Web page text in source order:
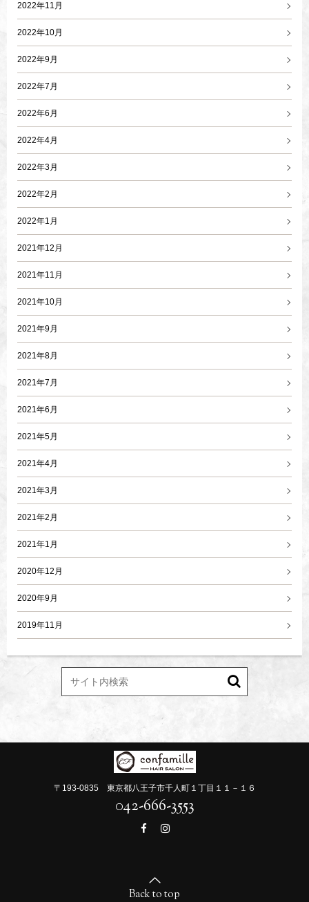
2022年11月
2022年10月
2022年9月
2022年7月
2022年6月
2022年4月
2022年3月
2022年2月
2022年1月
2021年12月
2021年11月
2021年10月
2021年9月
2021年8月
2021年7月
2021年6月
2021年5月
2021年4月
2021年3月
2021年2月
2021年1月
2020年12月
2020年9月
2019年11月
〒193-0835 東京都八王子市千人町１丁目１１－１６
042-666-3553
Back to top